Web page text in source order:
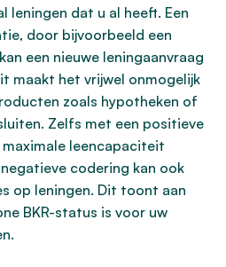
leningen dat u al heeft. Een
door bijvoorbeeld een
een nieuwe leningaanvraag
maakt het vrijwel onmogelijk
zoals hypotheken of
Zelfs met een positieve
leencapaciteit
codering kan ook
op leningen. Dit toont aan
BKR-status is voor uw